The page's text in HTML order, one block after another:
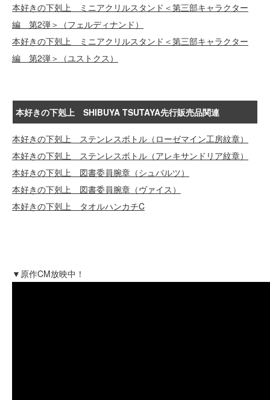
本好きの下剋上 ミニアクリルスタンド＜第三部キャラクター
編 第2弾＞（フェルディナンド）
本好きの下剋上 ミニアクリルスタンド＜第三部キャラクター
編 第2弾＞（ユストクス）
本好きの下剋上 SHIBUYA TSUTAYA先行販売品関連
本好きの下剋上 ステンレスボトル（ローゼマイン工房紋章）
本好きの下剋上 ステンレスボトル（アレキサンドリア紋章）
本好きの下剋上 図書委員腕章（シュバルツ）
本好きの下剋上 図書委員腕章（ヴァイス）
本好きの下剋上 タオルハンカチC
▼原作CM放映中！